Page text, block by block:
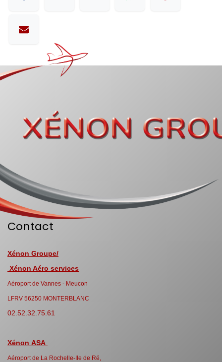
Contact
Xénon Groupe/
Xénon Aéro services
Aéroport de Vannes - Meucon
LFRV 56250 MONTERBLANC
02.52.32.75.61
Xénon ASA
Aéroport de La Rochelle-Ile de Ré,